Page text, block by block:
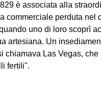
è associata alla
commerciale perduta nel
uno di loro scoprì
artesiana. Un
chiamava Las Vegas,
fertili".